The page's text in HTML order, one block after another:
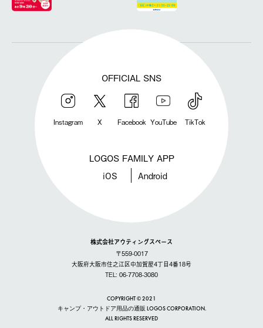
OFFICIAL SNS
Instagram X Facebook YouTube TikTok
LOGOS FAMILY APP
iOS Android
株式会社アウティングスペース
〒559-0017
大阪府大阪市住之江区中加賀屋4丁目4番18号
TEL: 06-7708-3080
COPYRIGHT © 2021
キャンプ・アウトドア用品の通販 LOGOS CORPORATION.
ALL RIGHTS RESERVED